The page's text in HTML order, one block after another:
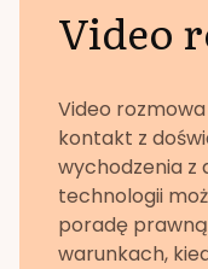
Video
Video
kontakt z
wychodzenia z
technologii
poradę
warunkach,